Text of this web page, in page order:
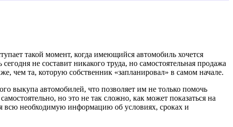
такой момент, когда имеющийся автомобиль хочется
не составит никакого труда, но самостоятельная продажа
чем та, которую собственник «запланировал» в самом начале.
выкупа автомобилей, что позволяет им не только помочь
но это не так сложно, как может показаться на
всю необходимую информацию об условиях, сроках и